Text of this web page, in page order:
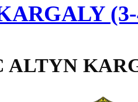
ALTYN